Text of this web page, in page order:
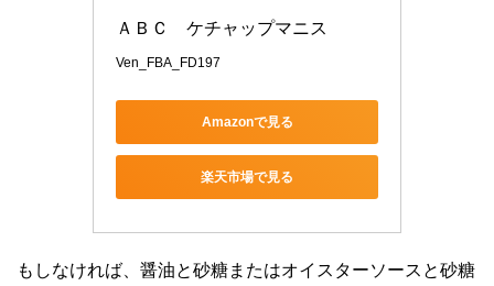
ＡＢＣ　ケチャップマニス
Ven_FBA_FD197
Amazonで見る
楽天市場で見る
もしなければ、醤油と砂糖またはオイスターソースと砂糖